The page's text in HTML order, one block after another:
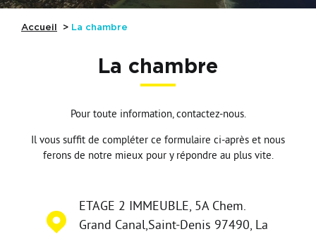
Nos métiers
Adhérer
Nos actualités
Nos adhérents
Accueil La chambre
La chambre
Pour toute information, contactez-nous.
Il vous suffit de compléter ce formulaire ci-après et nous
ferons de notre mieux pour y répondre au plus vite.
ETAGE 2 IMMEUBLE, 5A Chem.
Grand Canal,Saint-Denis 97490, La
Types de